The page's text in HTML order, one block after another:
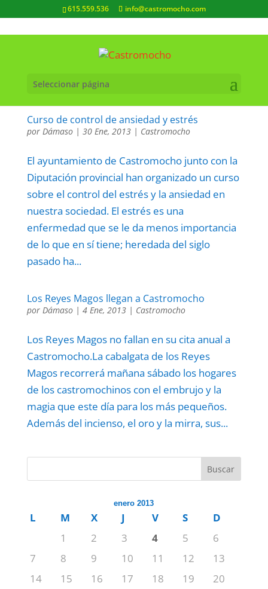
615.559.536 info@castromocho.com
Seleccionar página
Curso de control de ansiedad y estrés
por Dámaso| 30 Ene, 2013| Castromocho
El ayuntamiento de Castromocho junto con la
Diputación provincial han organizado un curso
sobre el control del estrés y la ansiedad en
nuestra sociedad. El estrés es una
enfermedad que se le da menos importancia
de lo que en sí tiene; heredada del siglo
pasado ha...
Los Reyes Magos llegan a Castromocho
por Dámaso| 4 Ene, 2013| Castromocho
Los Reyes Magos no fallan en su cita anual a
Castromocho.La cabalgata de los Reyes
Magos recorrerá mañana sábado los hogares
de los castromochinos con el embrujo y la
magia que este día para los más pequeños.
Además del incienso, el oro y la mirra, sus...
Buscar
enero 2013
L M X J V S
D
1
2 3 4 5
6
7
8 9 10 11 12
13
14
15 16 17 18 19
20